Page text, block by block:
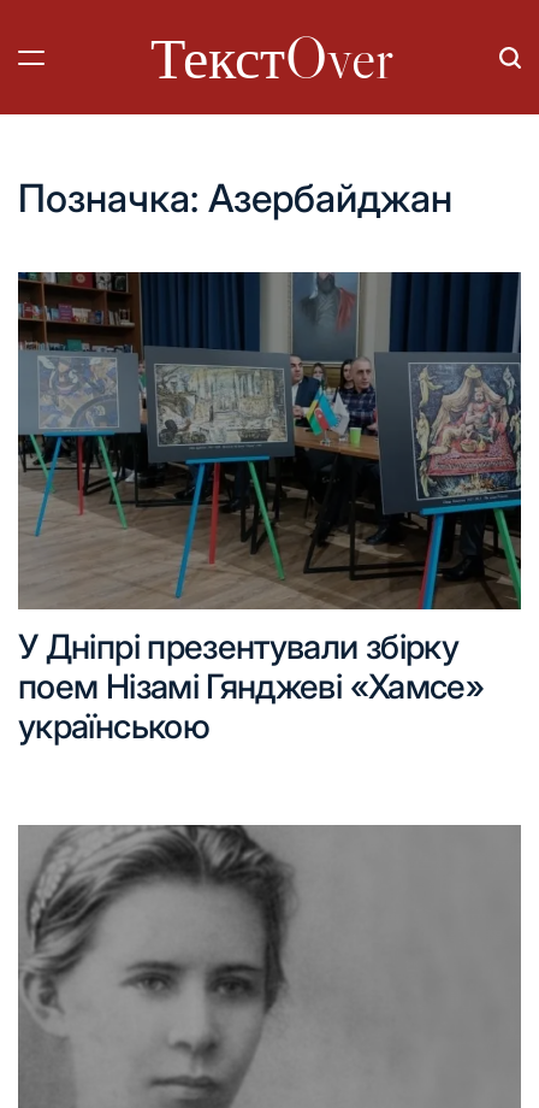
вмісту
ТекстOver
Позначка: Азербайджан
У Дніпрі презентували збірку
поем Нізамі Гянджеві «Хамсе»
українською